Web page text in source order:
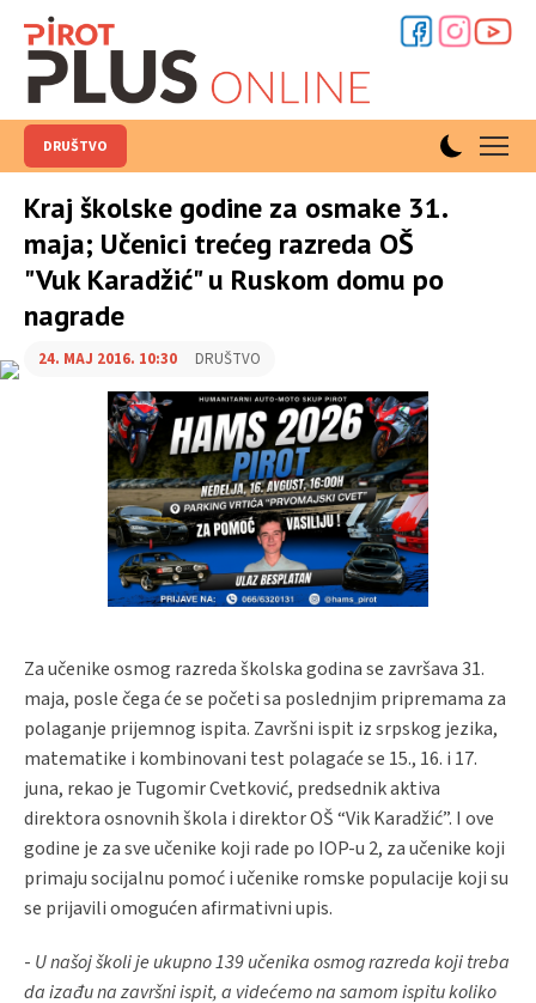
DRUŠTVO
Kraj školske godine za osmake 31.
maja; Učenici trećeg razreda OŠ
"Vuk Karadžić" u Ruskom domu po
nagrade
24. MAJ 2016. 10:30 DRUŠTVO
Za učenike osmog razreda školska godina se završava 31.
maja, posle čega će se početi sa poslednjim pripremama za
polaganje prijemnog ispita. Završni ispit iz srpskog jezika,
matematike i kombinovani test polagaće se 15., 16. i 17.
juna, rekao je Tugomir Cvetković, predsednik aktiva
direktora osnovnih škola i direktor OŠ “Vik Karadžić”. I ove
godine je za sve učenike koji rade po IOP-u 2, za učenike koji
primaju socijalnu pomoć i učenike romske populacije koji su
se prijavili omogućen afirmativni upis.
- U našoj školi je ukupno 139 učenika osmog razreda koji treba
da izađu na završni ispit, a videćemo na samom ispitu koliko